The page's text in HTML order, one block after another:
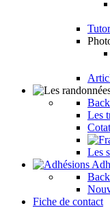
Back
Les
Les
Back
Fiche de contact